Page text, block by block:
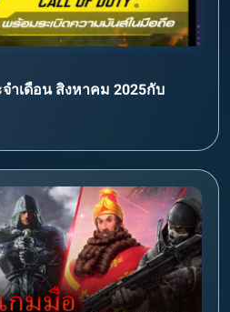
ำเดือน สิงหาคม 2025กับ